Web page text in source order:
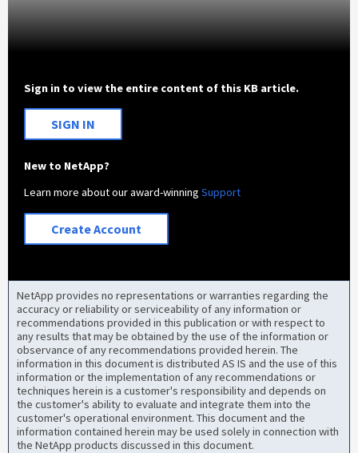
Sign in to view the entire content of this KB article.
SIGN IN
New to NetApp?
Learn more about our award-winningSupport
Create Account
NetApp provides no representations or warranties regarding the
accuracy or reliability or serviceability of any information or
recommendations provided in this publication or with respect to
any results that may be obtained by the use of the information or
observance of any recommendations provided herein. The
information in this document is distributed AS IS and the use of this
information or the implementation of any recommendations or
techniques herein is a customer's responsibility and depends on
the customer's ability to evaluate and integrate them into the
customer's operational environment. This document and the
information contained herein may be used solely in connection with
the NetApp products discussed in this document.